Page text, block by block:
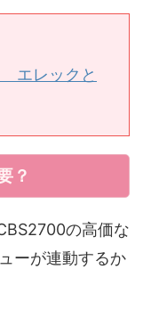
エレックと
？
の高価な
ーが連動するか